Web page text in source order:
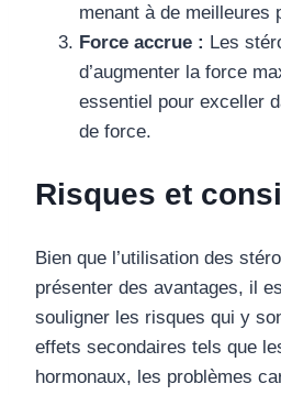
menant à de meilleures
Force accrue : Les
d’augmenter la force
essentiel pour exceller
de force.
Risques et
Bien que l’utilisation des
présenter des avantages, il
souligner les risques qui y
effets secondaires tels que
hormonaux, les problèmes